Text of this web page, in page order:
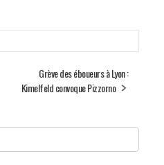
Grève des éboueurs à Lyon :
Kimelfeld convoque Pizzorno